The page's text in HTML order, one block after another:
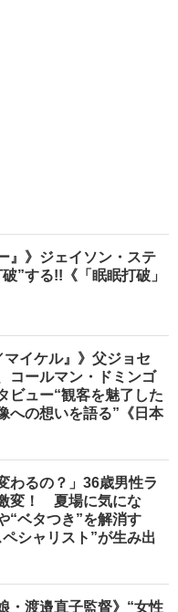
』》ジェイソン・ステ
”する!!《「眠眠打破」
マイケル』》父ジョセ
コールマン・ドミンゴ
ビュー“観客を魅了した
への想いを語る”《日本
わるの？」36歳男性ラ
変！ 夏場に気にな
“ベタつき”を解消す
シャリスト”が生み出
・渡邉直子監督》“女性